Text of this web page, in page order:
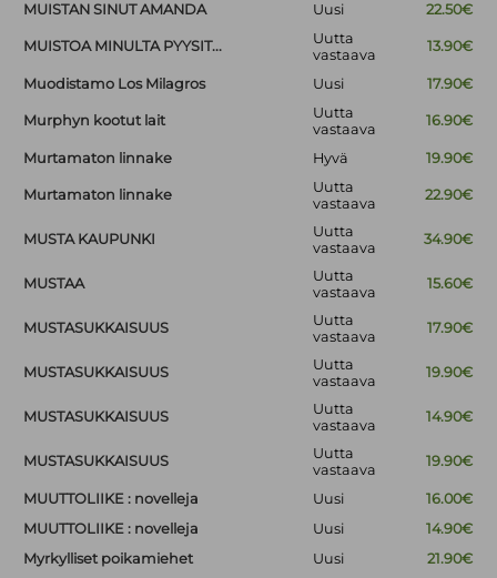
MUISTAN SINUT AMANDA
Uusi 22.50€
MUISTOA MINULTA PYYSIT...
Uutta
vastaava
13.90€
Muodistamo Los Milagros Uusi 17.90€
Murphyn kootut lait
Uutta
vastaava
16.90€
Murtamaton linnake Hyvä 19.90€
Murtamaton linnake
Uutta
vastaava
22.90€
MUSTA KAUPUNKI
Uutta
vastaava
34.90€
MUSTAA
Uutta
vastaava
15.60€
MUSTASUKKAISUUS
Uutta
vastaava
17.90€
MUSTASUKKAISUUS
Uutta
vastaava
19.90€
MUSTASUKKAISUUS
Uutta
vastaava
14.90€
MUSTASUKKAISUUS
Uutta
vastaava
19.90€
MUUTTOLIIKE : novelleja Uusi
16.00€
MUUTTOLIIKE : novelleja
Uusi
14.90€
Myrkylliset poikamiehet
Uusi 21.90€